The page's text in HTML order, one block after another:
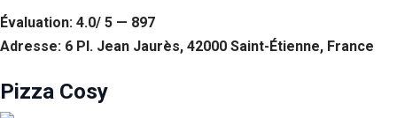
Évaluation: 4.0/ 5 — 897
Adresse: 6 Pl. Jean Jaurès, 42000 Saint-Étienne, France
Pizza Cosy